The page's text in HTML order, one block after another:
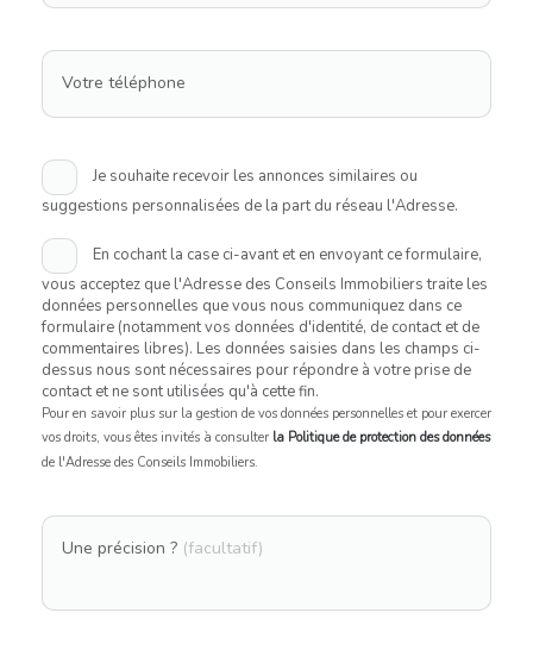
Votre téléphone
Je souhaite recevoir les annonces similaires ou
suggestions personnalisées de la part du réseau l'Adresse.
En cochant la case ci-avant et en envoyant ce formulaire,
vous acceptez que l'Adresse des Conseils Immobiliers traite les
données personnelles que vous nous communiquez dans ce
formulaire (notamment vos données d'identité, de contact et de
commentaires libres). Les données saisies dans les champs ci-
dessus nous sont nécessaires pour répondre à votre prise de
contact et ne sont utilisées qu'à cette fin.
Pour en savoir plus sur la gestion de vos données personnelles et pour exercer
vos droits, vous êtes invités à consulter la Politique de protection des données
de l'Adresse des Conseils Immobiliers.
Une précision ? (facultatif)